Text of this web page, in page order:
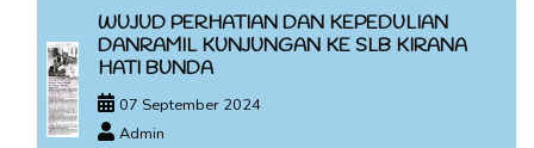
WUJUD PERHATIAN DAN KEPEDULIAN
DANRAMIL KUNJUNGAN KE SLB KIRANA
HATI BUNDA
07 September 2024
Admin